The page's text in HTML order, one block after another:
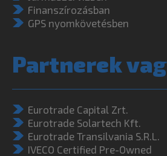
Finanszírozásban
GPS nyomkövetésben
Partnerek
Eurotrade Capital Zrt.
Eurotrade Solartech Kft.
Eurotrade Transilvania S.R.L.
IVECO Certified Pre-Owned